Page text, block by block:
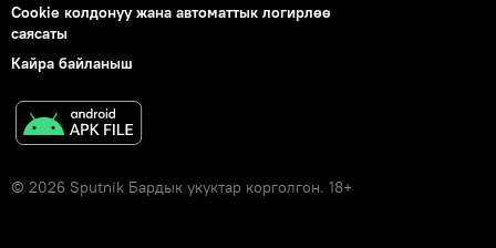
Cookie колдонуу жана автоматтык логирлөө
саясаты
Кайра байланыш
© 2026 Sputnik Бардык укуктар корголгон. 18+